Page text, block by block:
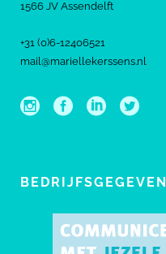
1566 JV Assendelft
+31 (0)6-12406521
mail@mariellekerssens.nl